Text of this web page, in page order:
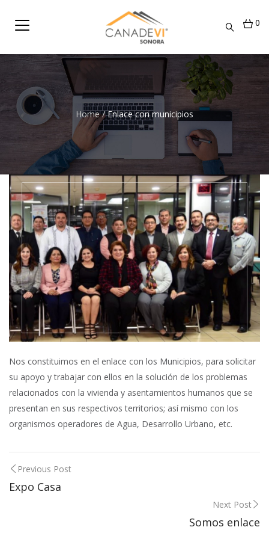
0
Home/ Enlace con municipios
Nos constituimos en el enlace con los Municipios, para solicitar
su apoyo y trabajar con ellos en la solución de los problemas
relacionados con la vivienda y asentamientos humanos que se
presentan en sus respectivos territorios; así mismo con los
organismos operadores de Agua, Desarrollo Urbano, etc.
Previous Post
Expo Casa
Next Post
Somos enlace